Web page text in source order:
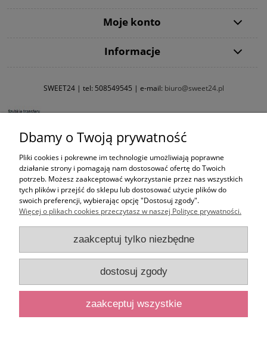
Moje konto
Informacje
SWEET24 | tel: 508549545 | e-mail: biuro@sweet24.pl
Dbamy o Twoją prywatność
Pliki cookies i pokrewne im technologie umożliwiają poprawne
działanie strony i pomagają nam dostosować ofertę do Twoich
potrzeb. Możesz zaakceptować wykorzystanie przez nas wszystkich
tych plików i przejść do sklepu lub dostosować użycie plików do
swoich preferencji, wybierając opcję "Dostosuj zgody".
Więcej o plikach cookies przeczytasz w naszej Polityce prywatności.
zaakceptuj tylko niezbędne
dostosuj zgody
zaakceptuj wszystkie